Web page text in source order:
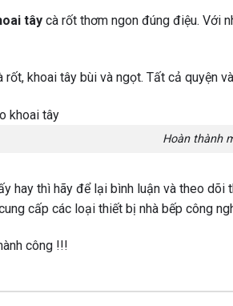
tây cà rốt thơm ngon đúng điệu. Với
rốt, khoai tây bùi và ngọt. Tất cả quyện
Hoàn thành
hay thì hãy để lại bình luận và theo dõi
cấp các loại thiết bị nhà bếp công
công !!!